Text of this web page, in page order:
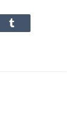
Tumblr